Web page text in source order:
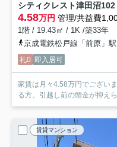
シティクレスト津田沼102
4.58万円 管理/共益費
1階 / 19.43㎡ / 1K /築33年
京成電鉄松戸線「前原」
礼0 即入居可
家賃は月々4.58万円でござい
る方。引越し前の頭金が抑え
賃貸マンション